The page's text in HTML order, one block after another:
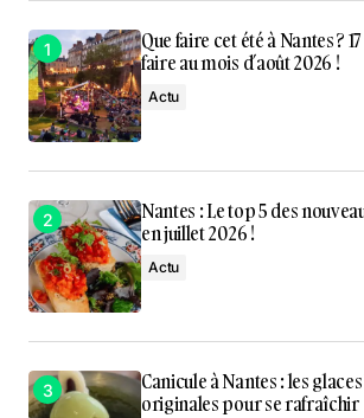
Que faire cet été à Nantes ?
faire au mois d’août 2026 !
Actu
Nantes : Le top 5 des
en juillet 2026 !
Actu
Canicule à Nantes : les
originales pour se rafraîchir